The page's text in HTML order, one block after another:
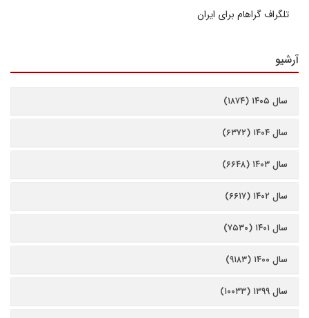
تلگراف گراهام برای ایران
آرشیو
سال ۱۴۰۵ (۱۸۷۴)
سال ۱۴۰۴ (۶۳۷۲)
سال ۱۴۰۳ (۶۶۴۸)
سال ۱۴۰۲ (۶۶۱۷)
سال ۱۴۰۱ (۷۵۳۰)
سال ۱۴۰۰ (۹۱۸۳)
سال ۱۳۹۹ (۱۰۰۳۳)